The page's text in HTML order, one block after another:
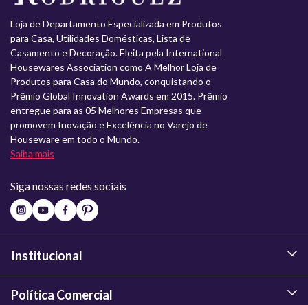
Loja de Departamento Especializada em Produtos
para Casa, Utilidades Domésticas, Lista de
Casamento e Decoração. Eleita pela International
Housewares Association como A Melhor Loja de
Produtos para Casa do Mundo, conquistando o
Prêmio Global Innovation Awards em 2015. Prêmio
entregue para as 05 Melhores Empresas que
promovem Inovação e Excelência no Varejo de
Houseware em todo o Mundo.
Saiba mais
Siga nossas redes sociais
Institucional
Política Comercial